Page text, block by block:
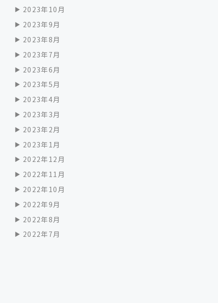
2023年10月
2023年9月
2023年8月
2023年7月
2023年6月
2023年5月
2023年4月
2023年3月
2023年2月
2023年1月
2022年12月
2022年11月
2022年10月
2022年9月
2022年8月
2022年7月